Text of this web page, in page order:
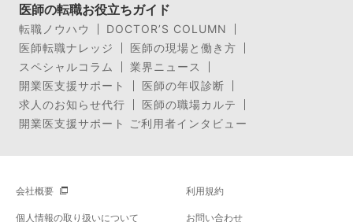
医師の転職お役立ちガイド
転職ノウハウ
DOCTOR’S COLUMN
医師転職ナレッジ
医師の現場と働き方
スペシャルコラム
業界ニュース
開業医支援サポート
医師の年収診断
求人のお知らせ代行
医師の職場カルテ
開業医支援サポート ご利用者インタビュー
会社概要 利用規約
個人情報の取り扱いについて お問い合わせ